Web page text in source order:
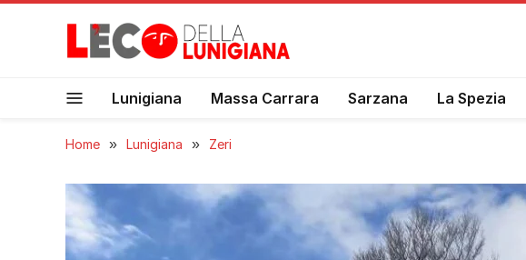
Lunigiana Massa Carrara Sarzana La Spezia
Home » Lunigiana » Zeri